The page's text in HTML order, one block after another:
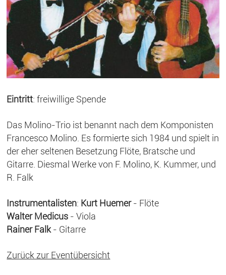
Eintritt: freiwillige Spende
Das Molino-Trio ist benannt nach dem Komponisten
Francesco Molino. Es formierte sich 1984 und spielt in
der eher seltenen Besetzung Flöte, Bratsche und
Gitarre. Diesmal Werke von F. Molino, K. Kummer, und
R. Falk
Instrumentalisten: Kurt Huemer- Flöte
Walter Medicus - Viola
Rainer Falk- Gitarre
Zurück zur Eventübersicht